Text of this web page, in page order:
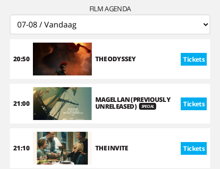
FILM AGENDA
20:50 THE ODYSSEY Tickets
21:00 MAGELLAN (PREVIOUSLY
UNRELEASED) SPECIAL Tickets
21:10 THE INVITE Tickets